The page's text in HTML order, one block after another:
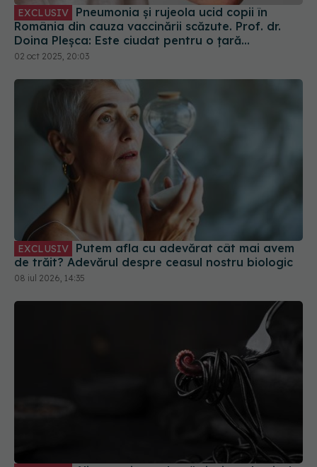
EXCLUSIV
România din cauza vaccinării scăzute. Prof. dr.
Doina Pleșca: Este ciudat pentru o țară
europeană
02 oct 2025, 20:03
EXCLUSIV
de trăit? Adevărul despre ceasul nostru biologic
08 iul 2026, 14:35